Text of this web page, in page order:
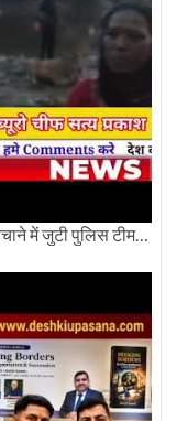
नोएडा सेक्टर63 के पास हिंडननदी में युवक डूबा:बचाने में जुटी पुलिस टीम: देखिए पूरी ग्राउंड रिपोर्टिंग